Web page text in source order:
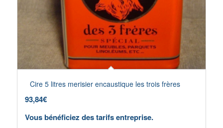
Cire 5 litres merisier encaustique les trois frères
93,84€
Vous bénéficiez des tarifs entreprise.